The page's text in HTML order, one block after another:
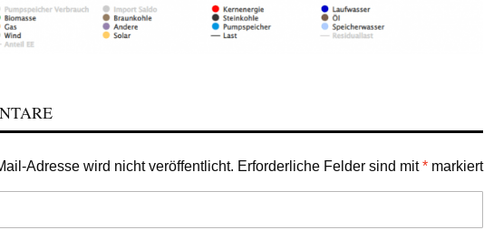
Adresse wird nicht veröffentlicht. Erforderliche Felder sind mit* markiert